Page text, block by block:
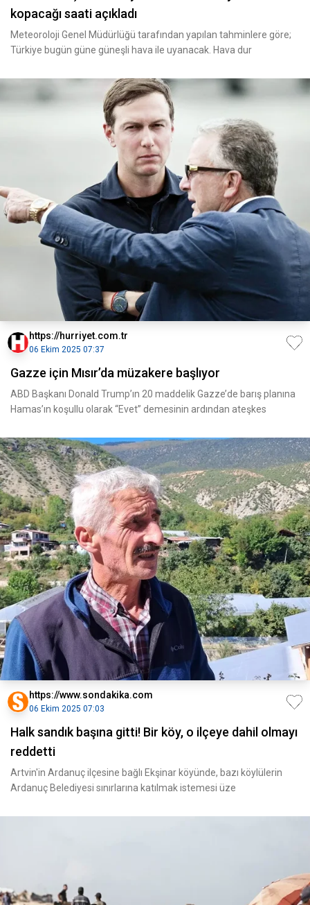
kopacağı saati açıkladı
Meteoroloji Genel Müdürlüğü tarafından yapılan tahminlere göre;
Türkiye bugün güne güneşli hava ile uyanacak. Hava dur
https://hurriyet.com.tr
06 Ekim 2025 07:37
Gazze için Mısır’da müzakere başlıyor
ABD Başkanı Donald Trump’ın 20 maddelik Gazze’de barış planına
Hamas’ın koşullu olarak “Evet” demesinin ardından ateşkes
https://www.sondakika.com
06 Ekim 2025 07:03
Halk sandık başına gitti! Bir köy, o ilçeye dahil olmayı
reddetti
Artvin'in Ardanuç ilçesine bağlı Ekşinar köyünde, bazı köylülerin
Ardanuç Belediyesi sınırlarına katılmak istemesi üze